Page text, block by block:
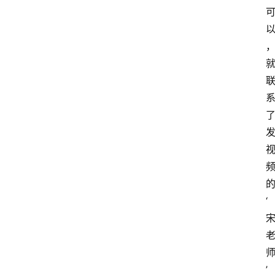
可
以
，
就
联
系
了
发
视
频
的
‘
宋
老
师
’